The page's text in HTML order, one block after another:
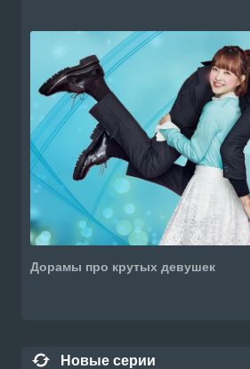
Дорамы про крутых девушек
Новые серии